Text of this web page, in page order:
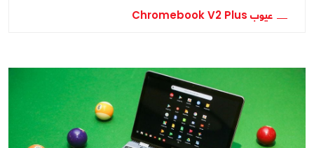
عيوب Chromebook V2 Plus